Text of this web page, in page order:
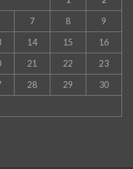
7 8 9
14 15 16
21 22 23
28 29 30